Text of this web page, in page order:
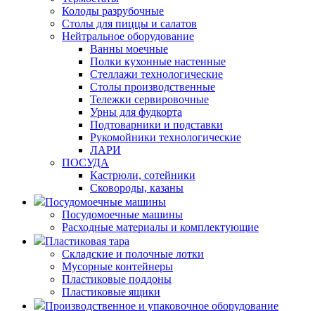
Колоды разрубочные
Столы для пиццы и салатов
Нейтральное оборудование
Ванны моечные
Полки кухонные настенные
Стеллажи технологические
Столы производственные
Тележки сервировочные
Урны для фудкорта
Подтоварники и подставки
Рукомойники технологические
ЛАРИ
ПОСУДА
Кастрюли, сотейники
Сковороды, казаны
Посудомоечные машины
Посудомоечные машины
Расходные материалы и комплектующие
Пластиковая тара
Складские и полочные лотки
Мусорные контейнеры
Пластиковые поддоны
Пластиковые ящики
Производственное и упаковочное оборудование